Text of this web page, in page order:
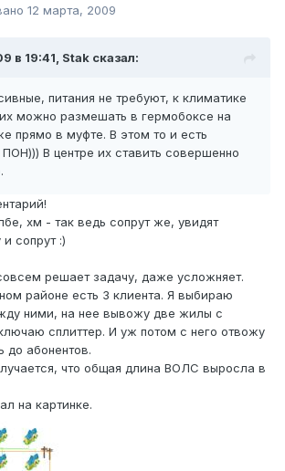
12 марта, 2009
в 19:41, Stak сказал:
питания не требуют, к климатике
можно размешать в гермобоксе на
прямо в муфте. В этом то и есть
В центре их ставить совершенно
хм - так ведь сопрут же, увидят
сопрут :)
решает задачу, даже усложняет.
районе есть 3 клиента. Я выбираю
ними, на нее вывожу две жилы с
сплиттер. И уж потом с него отвожу
до абонентов.
что общая длина ВОЛС выросла в
на картинке.